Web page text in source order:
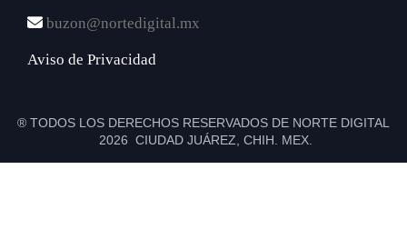
buzon@nortedigital.mx
Aviso de Privacidad
® TODOS LOS DERECHOS RESERVADOS DE NORTE DIGITAL
2026 CIUDAD JUÁREZ, CHIH. MEX.